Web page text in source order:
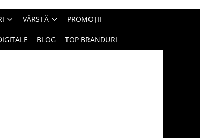
VÂRSTĂ PROMOȚII
BLOG TOP BRANDURI